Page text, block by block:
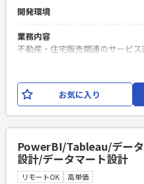
開発環境
業務内容
不動産・住宅販売関連のサービ
るマーケティング全体の戦略、
う重要なポジションです。 【想
ループ全体の戦略・戦術検討（★
新、GA4の監視・レポーティン
SEO）業務 └メルマガ業務 └
ただきたい定例MTG】（※変動す
お気に入り
PowerBI/Tableau/デー
設計/データマート設計
リモートOK 高単価